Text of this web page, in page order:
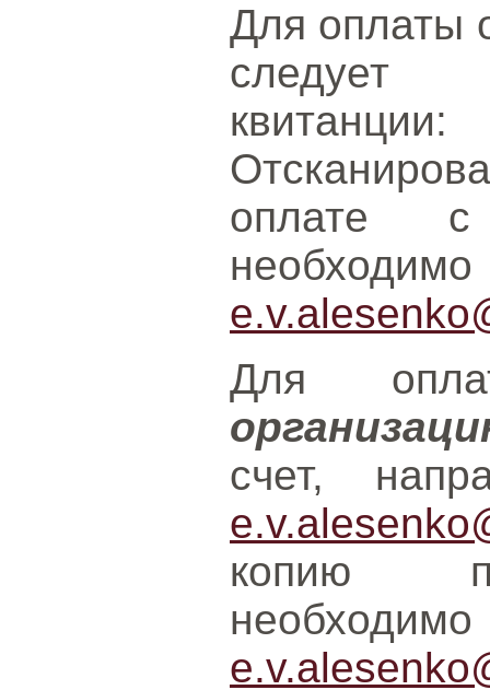
Для оплаты
следует
оплате с
Для
счет,
копию